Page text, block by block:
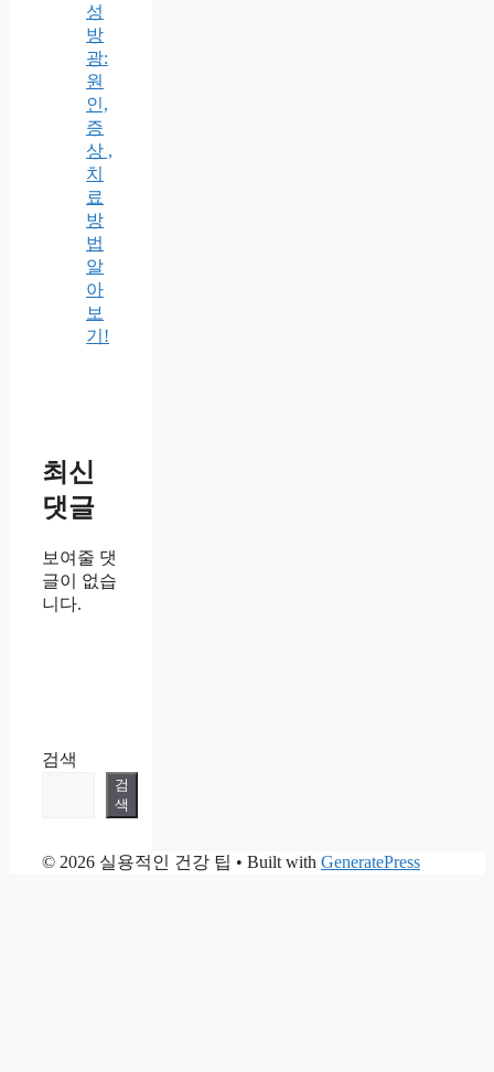
성
방
광:
원
인,
증
상 ,
치
료
방
법
알
아
보
기!
최신
댓글
보여줄 댓
글이 없습
니다.
검색
검
색
© 2026 실용적인 건강 팁 • Built with GeneratePress